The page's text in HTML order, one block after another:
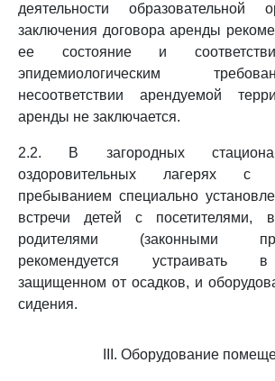
деятельности образовательной
заключения договора аренды
ее состояние и
эпидемиологическим
несоответствии арендуемой
аренды не заключается.
2.2. В загородных
оздоровительных лагерях с
пребыванием специально
встречи детей с
родителями (законными
рекомендуется устраивать
защищенном от осадков, и
сидения.
III. Оборудование